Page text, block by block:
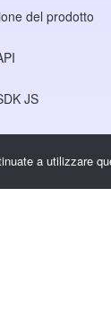
del prodotto
JS
a utilizzare